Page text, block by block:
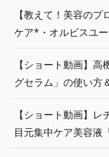
【教えて！美容の
ケア*・オルビスユ
【ショート動画】
グセラム」の使い方
【ショート動画】
目元集中ケア美容液